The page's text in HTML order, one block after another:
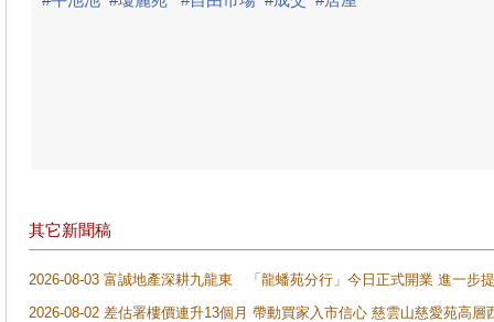
其它新聞稿
2026-08-03 富誠地產深耕九龍東 「龍蟠苑分行」今日正式開業 進一步
2026-08-02 差估署樓價連升13個月 帶動買家入市信心 慈雲山慈愛苑高層